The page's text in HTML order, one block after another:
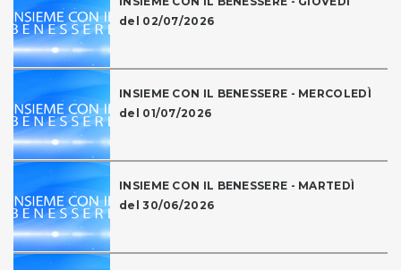
del 02/07/2026
INSIEME CON IL BENESSERE - MERCOLEDÌ
del 01/07/2026
INSIEME CON IL BENESSERE - MARTEDÌ
del 30/06/2026